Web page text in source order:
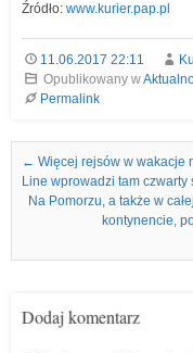
Źródło: www.kurier.pap.pl
11.06.2017 22:11
Opublikowany w
Permalink
Nawigacja we wpisach
← Więcej rejsów w wakacje
Line wprowadzi tam czwarty
Na Pomorzu, a także w
kontynencie,
Dodaj komentarz